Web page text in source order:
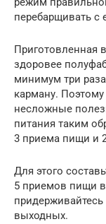
перебарщивать с
Приготовленная
здоровее
минимум три
карману. Поэтому
несложные
питания таким
3 приема пищи и
Для этого
5 приемов пищи в
придерживайтесь
выходных.